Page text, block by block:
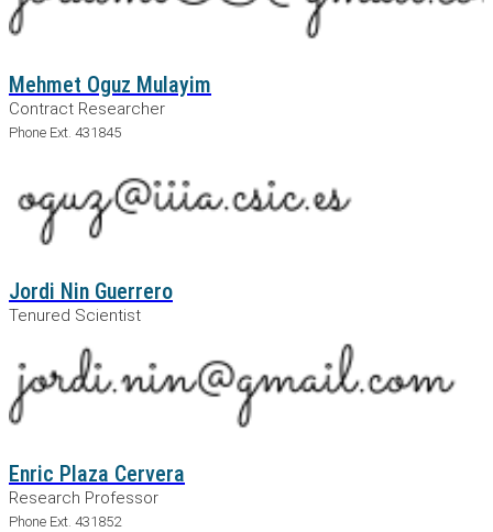
Mehmet Oguz Mulayim
Contract Researcher
Phone Ext. 431845
Jordi Nin Guerrero
Tenured Scientist
Enric Plaza Cervera
Research Professor
Phone Ext. 431852